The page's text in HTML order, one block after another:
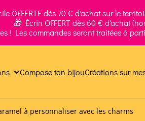
OFFERTE dès 70 € d'achat sur le
🎁 Écrin OFFERT dès 60 € d'achat
! Les commandes seront traitées à
Compose ton bijouCréations sur
à personnaliser avec les charms